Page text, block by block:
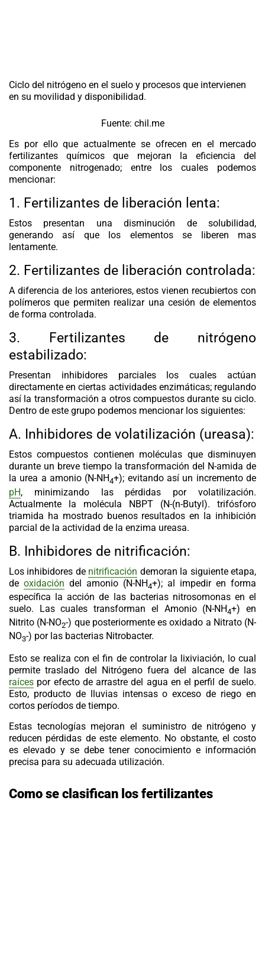
Ciclo del nitrógeno en el suelo y procesos que intervienen
en su movilidad y disponibilidad.
Fuente: chil.me
Es por ello que actualmente se ofrecen en el mercado
fertilizantes químicos que mejoran la eficiencia del
componente nitrogenado; entre los cuales podemos
mencionar:
1. Fertilizantes de liberación lenta:
Estos presentan una disminución de solubilidad,
generando así que los elementos se liberen mas
lentamente.
2. Fertilizantes de liberación controlada:
A diferencia de los anteriores, estos vienen recubiertos con
polímeros que permiten realizar una cesión de elementos
de forma controlada.
3. Fertilizantes de nitrógeno
estabilizado:
Presentan inhibidores parciales los cuales actúan
directamente en ciertas actividades enzimáticas; regulando
así la transformación a otros compuestos durante su ciclo.
Dentro de este grupo podemos mencionar los siguientes:
A. Inhibidores de volatilización (ureasa):
Estos compuestos contienen moléculas que disminuyen
durante un breve tiempo la transformación del N-amida de
la urea a amonio (N-NH4+); evitando así un incremento de
pH, minimizando las pérdidas por volatilización.
Actualmente la molécula NBPT (N-(n-Butyl). trifósforo
triamida ha mostrado buenos resultados en la inhibición
parcial de la actividad de la enzima ureasa.
B. Inhibidores de nitrificación:
Los inhibidores de nitrificación demoran la siguiente etapa,
de oxidación del amonio (N-NH4+); al impedir en forma
específica la acción de las bacterias nitrosomonas en el
suelo. Las cuales transforman el Amonio (N-NH4+) en
Nitrito (N-NO2-) que posteriormente es oxidado a Nitrato (N-
NO3-) por las bacterias Nitrobacter.
Esto se realiza con el fin de controlar la lixiviación, lo cual
permite traslado del Nitrógeno fuera del alcance de las
raíces por efecto de arrastre del agua en el perfil de suelo.
Esto, producto de lluvias intensas o exceso de riego en
cortos períodos de tiempo.
Estas tecnologías mejoran el suministro de nitrógeno y
reducen pérdidas de este elemento. No obstante, el costo
es elevado y se debe tener conocimiento e información
precisa para su adecuada utilización.
Como se clasifican los fertilizantes